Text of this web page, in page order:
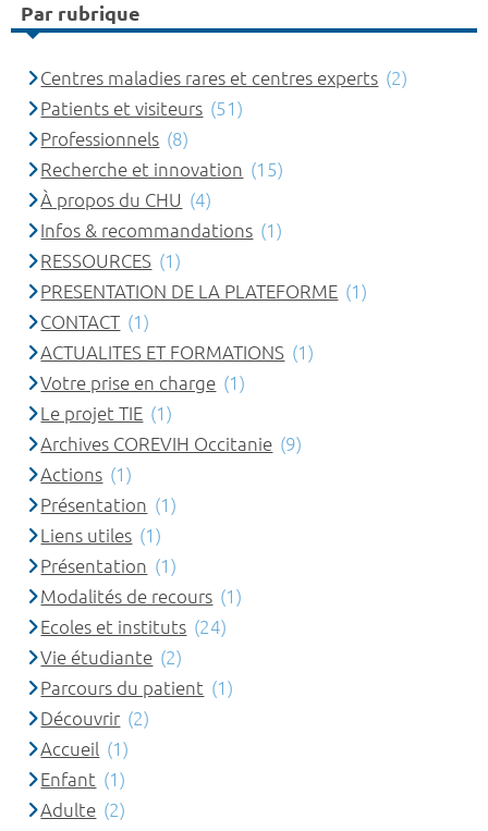
Par rubrique
Centres maladies rares et centres experts (2)
Patients et visiteurs (51)
Professionnels (8)
Recherche et innovation (15)
À propos du CHU (4)
Infos & recommandations (1)
RESSOURCES (1)
PRESENTATION DE LA PLATEFORME (1)
CONTACT (1)
ACTUALITES ET FORMATIONS (1)
Votre prise en charge (1)
Le projet TIE (1)
Archives COREVIH Occitanie (9)
Actions (1)
Présentation (1)
Liens utiles (1)
Présentation (1)
Modalités de recours (1)
Ecoles et instituts (24)
Vie étudiante (2)
Parcours du patient (1)
Découvrir (2)
Accueil (1)
Enfant (1)
Adulte (2)